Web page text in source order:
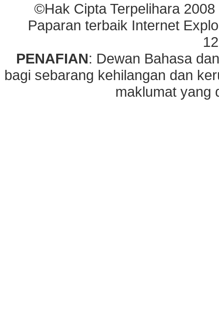
©Hak Cipta Terpelihara
Paparan terbaik Internet
PENAFIAN: Dewan Bahasa
bagi sebarang kehilangan dan
maklumat yang